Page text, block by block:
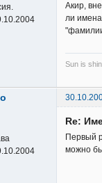
Акир,
ли
Sun is
Re:
Первый
можно